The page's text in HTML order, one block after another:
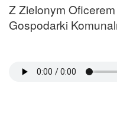
Z Zielonym
Gospodarki